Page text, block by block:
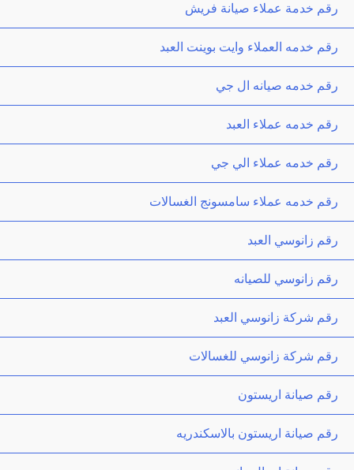
رقم خدمة عملاء صيانة فريش
رقم خدمه العملاء وايت بوينت العبد
رقم خدمه صيانه ال جي
رقم خدمه عملاء العبد
رقم خدمه عملاء الي جي
رقم خدمه عملاء سامسونج الغسالات
رقم زانوسي العبد
رقم زانوسي للصيانه
رقم شركة زانوسي العبد
رقم شركة زانوسي للغسالات
رقم صيانة اريستون
رقم صيانة اريستون بالاسكندريه